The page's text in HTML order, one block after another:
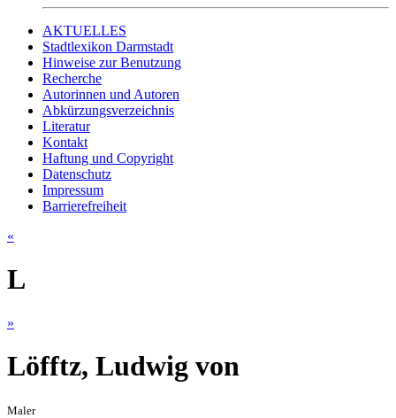
AKTUELLES
Stadtlexikon Darmstadt
Hinweise zur Benutzung
Recherche
Autorinnen und Autoren
Abkürzungsverzeichnis
Literatur
Kontakt
Haftung und Copyright
Datenschutz
Impressum
Barrierefreiheit
«
L
»
Löfftz, Ludwig von
Maler